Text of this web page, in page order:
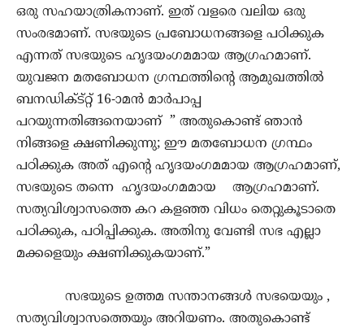
ഒരു സഹയാത്രികനാണ്. ഇത് വളരെ വലിയ ഒരു
സംരഭമാണ്. സഭയുടെ പ്രബോധനങ്ങളെ പഠിക്കുക
എന്നത് സഭയുടെ ഹൃദയംഗമമായ ആഗ്രഹമാണ്.
യുവജന മതബോധന ഗ്രന്ഥത്തിന്റെ ആമുഖത്തിൽ
ബനഡിക്ട്റ്റ് 16-ാമൻ മാർപാപ്പ
പറയുന്നതിങ്ങനെയാണ് ” അതുകൊണ്ട് ഞാൻ
നിങ്ങളെ ക്ഷണിക്കുന്നു; ഈ മതബോധന ഗ്രന്ഥം
പഠിക്കുക അത് എന്റെ ഹൃദയംഗമമായ ആഗ്രഹമാണ്,
സഭയുടെ തന്നെ ഹൃദയംഗമമായ ആഗ്രഹമാണ്.
സത്യവിശ്വാസത്തെ കറ കളഞ്ഞ വിധം തെറ്റുകൂടാതെ
പഠിക്കുക, പഠിപ്പിക്കുക. അതിനു വേണ്ടി സഭ എല്ലാ
മക്കളെയും ക്ഷണിക്കുകയാണ്.”
സഭയുടെ ഉത്തമ സന്താനങ്ങൾ സഭയെയും ,
സത്യവിശ്വാസത്തെയും അറിയണം. അതുകൊണ്ട്